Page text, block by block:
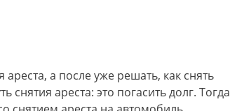
а после уже решать, как снять
снятия ареста: это погасить долг. Тогда